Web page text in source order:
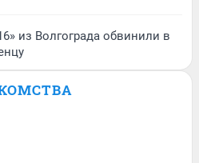
из Волгограда обвинили в